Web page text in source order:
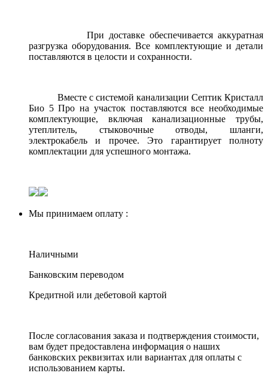
При доставке обеспечивается аккуратная
разгрузка оборудования. Все комплектующие и детали
поставляются в целости и сохранности.
Вместе с системой канализации Септик Кристалл
Био 5 Про на участок поставляются все необходимые
комплектующие, включая канализационные трубы,
утеплитель, стыковочные отводы, шланги,
электрокабель и прочее. Это гарантирует полноту
комплектации для успешного монтажа.
Мы принимаем оплату :
Наличными
Банковским переводом
Кредитной или дебетовой картой
После согласования заказа и подтверждения стоимости,
вам будет предоставлена информация о наших
банковских реквизитах или вариантах для оплаты с
использованием карты.